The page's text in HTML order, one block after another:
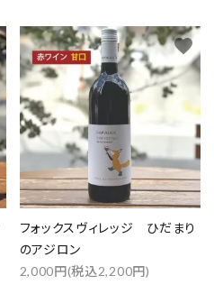
フォックスヴィレッジ ひだまり
のアジロン
2,000円(税込2,200円)
favorite